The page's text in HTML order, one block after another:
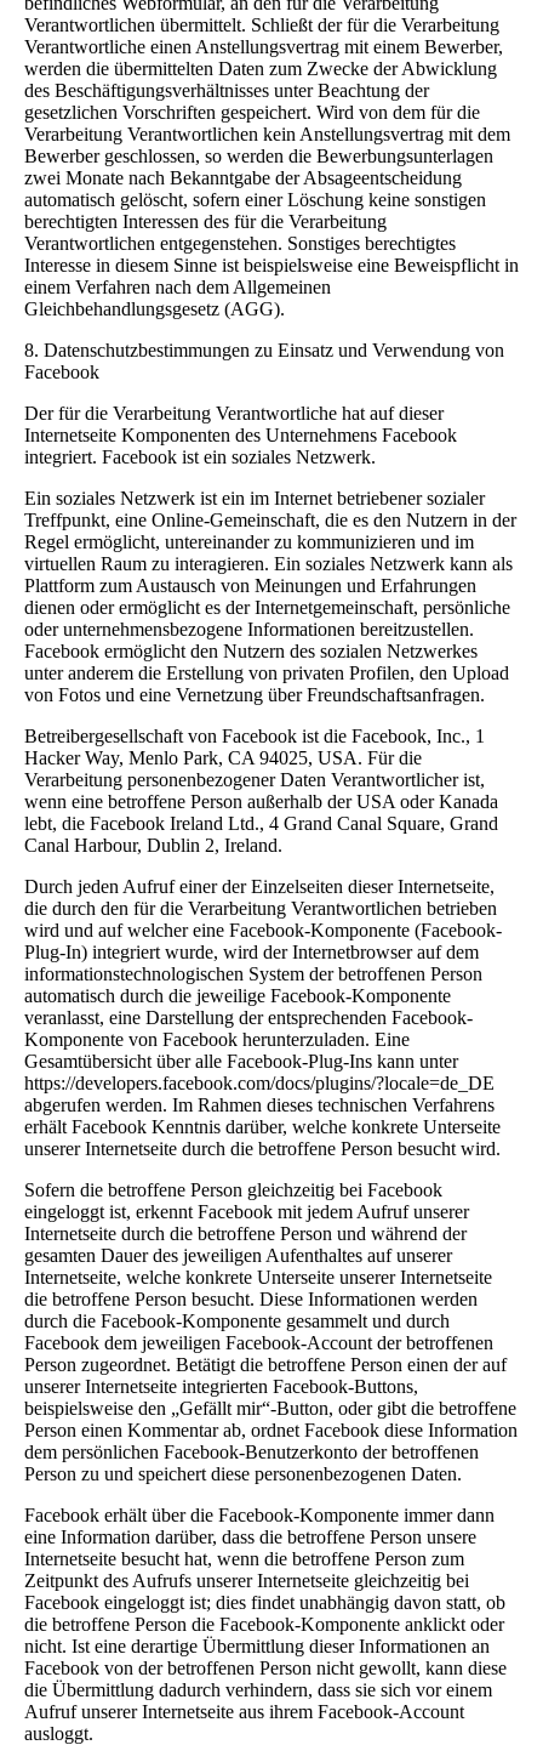
Verantwortlichen übermittelt. Schließt der für die Verarbeitung
Verantwortliche einen Anstellungsvertrag mit einem Bewerber,
werden die übermittelten Daten zum Zwecke der Abwicklung
des Beschäftigungsverhältnisses unter Beachtung der
gesetzlichen Vorschriften gespeichert. Wird von dem für die
Verarbeitung Verantwortlichen kein Anstellungsvertrag mit dem
Bewerber geschlossen, so werden die Bewerbungsunterlagen
zwei Monate nach Bekanntgabe der Absageentscheidung
automatisch gelöscht, sofern einer Löschung keine sonstigen
berechtigten Interessen des für die Verarbeitung
Verantwortlichen entgegenstehen. Sonstiges berechtigtes
Interesse in diesem Sinne ist beispielsweise eine Beweispflicht in
einem Verfahren nach dem Allgemeinen
Gleichbehandlungsgesetz (AGG).
8. Datenschutzbestimmungen zu Einsatz und Verwendung von
Facebook
Der für die Verarbeitung Verantwortliche hat auf dieser
Internetseite Komponenten des Unternehmens Facebook
integriert. Facebook ist ein soziales Netzwerk.
Ein soziales Netzwerk ist ein im Internet betriebener sozialer
Treffpunkt, eine Online-Gemeinschaft, die es den Nutzern in der
Regel ermöglicht, untereinander zu kommunizieren und im
virtuellen Raum zu interagieren. Ein soziales Netzwerk kann als
Plattform zum Austausch von Meinungen und Erfahrungen
dienen oder ermöglicht es der Internetgemeinschaft, persönliche
oder unternehmensbezogene Informationen bereitzustellen.
Facebook ermöglicht den Nutzern des sozialen Netzwerkes
unter anderem die Erstellung von privaten Profilen, den Upload
von Fotos und eine Vernetzung über Freundschaftsanfragen.
Betreibergesellschaft von Facebook ist die Facebook, Inc., 1
Hacker Way, Menlo Park, CA 94025, USA. Für die
Verarbeitung personenbezogener Daten Verantwortlicher ist,
wenn eine betroffene Person außerhalb der USA oder Kanada
lebt, die Facebook Ireland Ltd., 4 Grand Canal Square, Grand
Canal Harbour, Dublin 2, Ireland.
Durch jeden Aufruf einer der Einzelseiten dieser Internetseite,
die durch den für die Verarbeitung Verantwortlichen betrieben
wird und auf welcher eine Facebook-Komponente (Facebook-
Plug-In) integriert wurde, wird der Internetbrowser auf dem
informationstechnologischen System der betroffenen Person
automatisch durch die jeweilige Facebook-Komponente
veranlasst, eine Darstellung der entsprechenden Facebook-
Komponente von Facebook herunterzuladen. Eine
Gesamtübersicht über alle Facebook-Plug-Ins kann unter
https://developers.facebook.com/docs/plugins/?locale=de_DE
abgerufen werden. Im Rahmen dieses technischen Verfahrens
erhält Facebook Kenntnis darüber, welche konkrete Unterseite
unserer Internetseite durch die betroffene Person besucht wird.
Sofern die betroffene Person gleichzeitig bei Facebook
eingeloggt ist, erkennt Facebook mit jedem Aufruf unserer
Internetseite durch die betroffene Person und während der
gesamten Dauer des jeweiligen Aufenthaltes auf unserer
Internetseite, welche konkrete Unterseite unserer Internetseite
die betroffene Person besucht. Diese Informationen werden
durch die Facebook-Komponente gesammelt und durch
Facebook dem jeweiligen Facebook-Account der betroffenen
Person zugeordnet. Betätigt die betroffene Person einen der auf
unserer Internetseite integrierten Facebook-Buttons,
beispielsweise den „Gefällt mir“-Button, oder gibt die betroffene
Person einen Kommentar ab, ordnet Facebook diese Information
dem persönlichen Facebook-Benutzerkonto der betroffenen
Person zu und speichert diese personenbezogenen Daten.
Facebook erhält über die Facebook-Komponente immer dann
eine Information darüber, dass die betroffene Person unsere
Internetseite besucht hat, wenn die betroffene Person zum
Zeitpunkt des Aufrufs unserer Internetseite gleichzeitig bei
Facebook eingeloggt ist; dies findet unabhängig davon statt, ob
die betroffene Person die Facebook-Komponente anklickt oder
nicht. Ist eine derartige Übermittlung dieser Informationen an
Facebook von der betroffenen Person nicht gewollt, kann diese
die Übermittlung dadurch verhindern, dass sie sich vor einem
Aufruf unserer Internetseite aus ihrem Facebook-Account
ausloggt.